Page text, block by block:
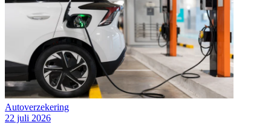
Autoverzekering
22 juli 2026